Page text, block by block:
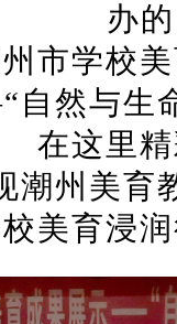
办的
市学校
然与生
在这里
潮州美育
美育浸